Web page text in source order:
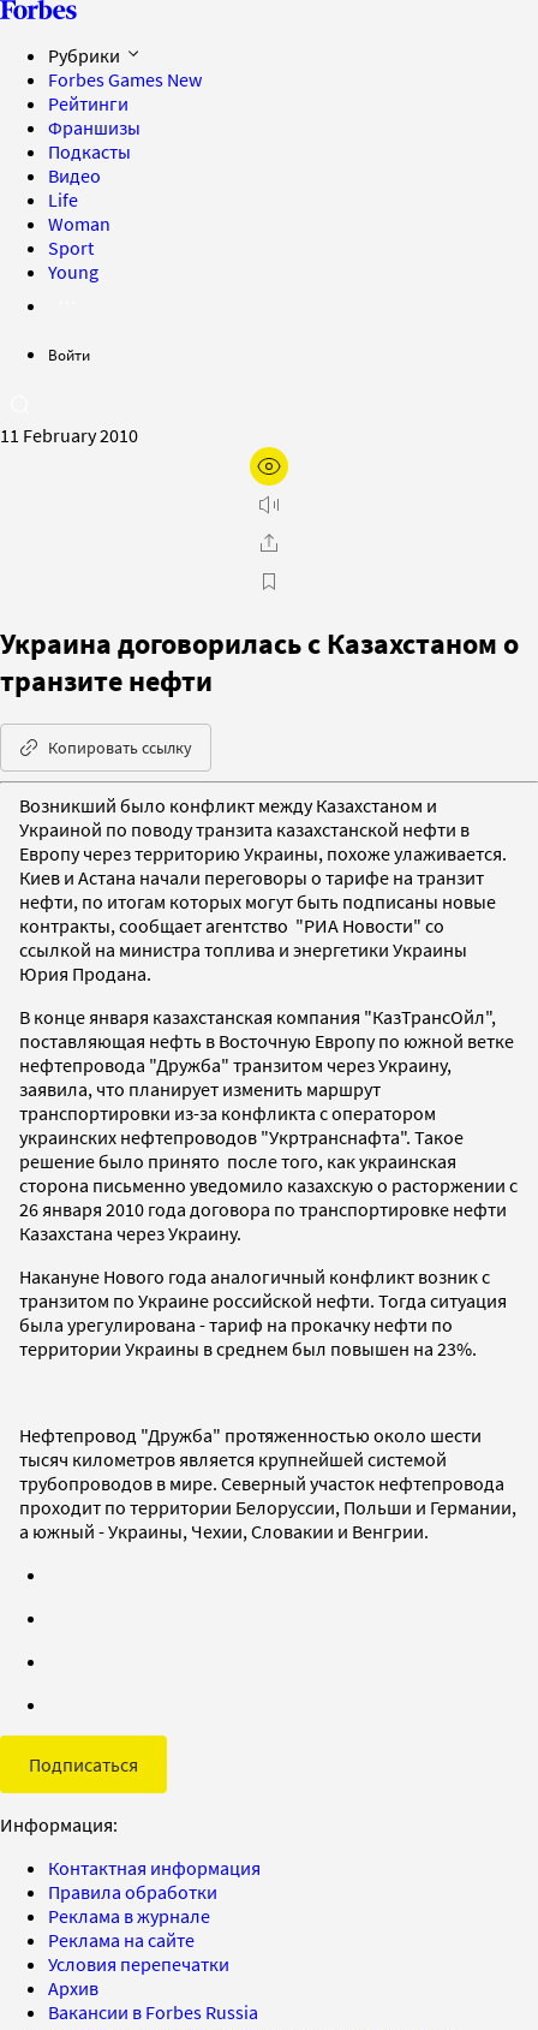
Рубрики
Forbes Games New
Рейтинги
Франшизы
Подкасты
Видео
Life
Woman
Sport
Young
Войти
11 February 2010
Украина договорилась с Казахстаном о
транзите нефти
Копировать ссылку
Возникший было конфликт между Казахстаном и
Украиной по поводу транзита казахстанской нефти в
Европу через территорию Украины, похоже улаживается.
Киев и Астана начали переговоры о тарифе на транзит
нефти, по итогам которых могут быть подписаны новые
контракты, сообщает агентство "РИА Новости" со
ссылкой на министра топлива и энергетики Украины
Юрия Продана.
В конце января казахстанская компания "КазТрансОйл",
поставляющая нефть в Восточную Европу по южной ветке
нефтепровода "Дружба" транзитом через Украину,
заявила, что планирует изменить маршрут
транспортировки из-за конфликта с оператором
украинских нефтепроводов "Укртранснафта". Такое
решение было принято после того, как украинская
сторона письменно уведомило казахскую о расторжении с
26 января 2010 года договора по транспортировке нефти
Казахстана через Украину.
Накануне Нового года аналогичный конфликт возник с
транзитом по Украине российской нефти. Тогда ситуация
была урегулирована - тариф на прокачку нефти по
территории Украины в среднем был повышен на 23%.
Нефтепровод "Дружба" протяженностью около шести
тысяч километров является крупнейшей системой
трубопроводов в мире. Северный участок нефтепровода
проходит по территории Белоруссии, Польши и Германии,
а южный - Украины, Чехии, Словакии и Венгрии.
Подписаться
Информация:
Контактная информация
Правила обработки
Реклама в журнале
Реклама на сайте
Условия перепечатки
Архив
Вакансии в Forbes Russia